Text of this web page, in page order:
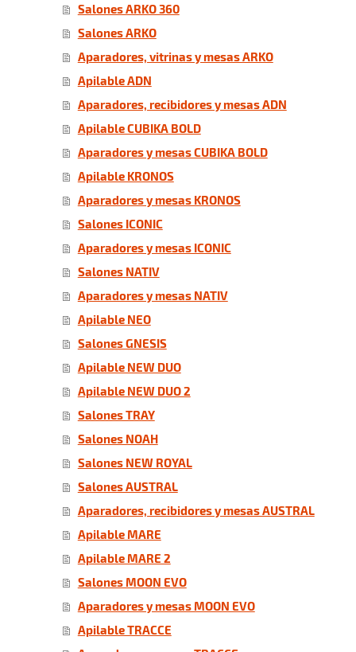
Salones ARKO 360
Salones ARKO
Aparadores, vitrinas y mesas ARKO
Apilable ADN
Aparadores, recibidores y mesas ADN
Apilable CUBIKA BOLD
Aparadores y mesas CUBIKA BOLD
Apilable KRONOS
Aparadores y mesas KRONOS
Salones ICONIC
Aparadores y mesas ICONIC
Salones NATIV
Aparadores y mesas NATIV
Apilable NEO
Salones GNESIS
Apilable NEW DUO
Apilable NEW DUO 2
Salones TRAY
Salones NOAH
Salones NEW ROYAL
Salones AUSTRAL
Aparadores, recibidores y mesas AUSTRAL
Apilable MARE
Apilable MARE 2
Salones MOON EVO
Aparadores y mesas MOON EVO
Apilable TRACCE